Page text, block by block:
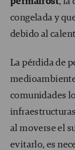
congelada y
debido al
La pérdida de
comunidades
al moverse el
evitarlo, es